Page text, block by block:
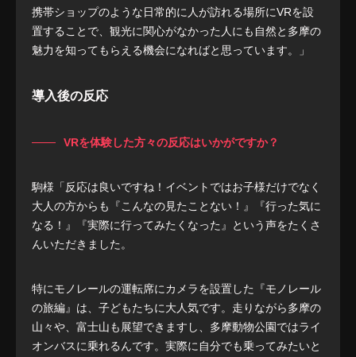
携帯ショップのような日常的に人が訪れる場所にVRを設
置することで、観光に関心がなかった人にも自然と多摩の
魅力を知ってもらえる機会になればと思っています。」
導入後の反応
VRを体験した方々の反応はいかがですか？
駒様「反応は良いですね！イベントではお子様だけでなく
大人の方からも『こんなの見たことない！』『行った気に
なる！』『実際に行ってみたくなった』という声をたくさ
んいただきました。
特にモノレールの運転席にカメラを設置した『モノレール
の旅編』は、子どもたちに大人気です。走りながら多摩の
山々や、富士山も展望できますし、多摩動物公園ではライ
オンバスに乗れるんです。実際に自分でも乗ってみたいと